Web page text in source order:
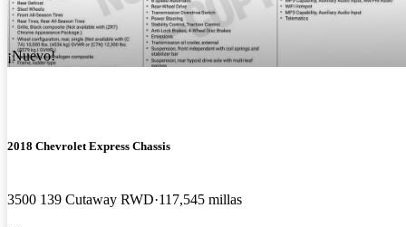
¡Nuevo!
2018 Chevrolet Express Chassis
3500 139 Cutaway RWD 117,545 millas